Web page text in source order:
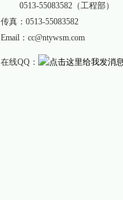
0513-55083582（工程部）
传真：0513-55083582
Email：cc@ntywsm.com
在线QQ：